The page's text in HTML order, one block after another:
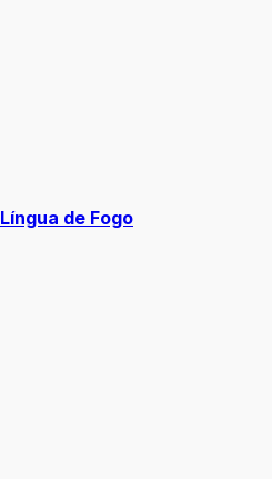
Língua de Fogo